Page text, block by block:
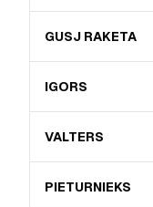
GUSJ RAKETA
IGORS
VALTERS
PIETURNIEKS